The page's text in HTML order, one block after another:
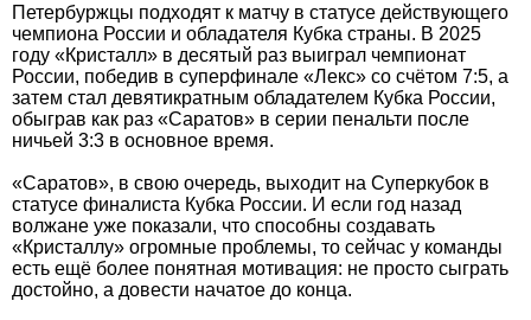
Петербуржцы подходят к матчу в статусе действующего
чемпиона России и обладателя Кубка страны. В 2025
году «Кристалл» в десятый раз выиграл чемпионат
России, победив в суперфинале «Лекс» со счётом 7:5, а
затем стал девятикратным обладателем Кубка России,
обыграв как раз «Саратов» в серии пенальти после
ничьей 3:3 в основное время.
«Саратов», в свою очередь, выходит на Суперкубок в
статусе финалиста Кубка России. И если год назад
волжане уже показали, что способны создавать
«Кристаллу» огромные проблемы, то сейчас у команды
есть ещё более понятная мотивация: не просто сыграть
достойно, а довести начатое до конца.